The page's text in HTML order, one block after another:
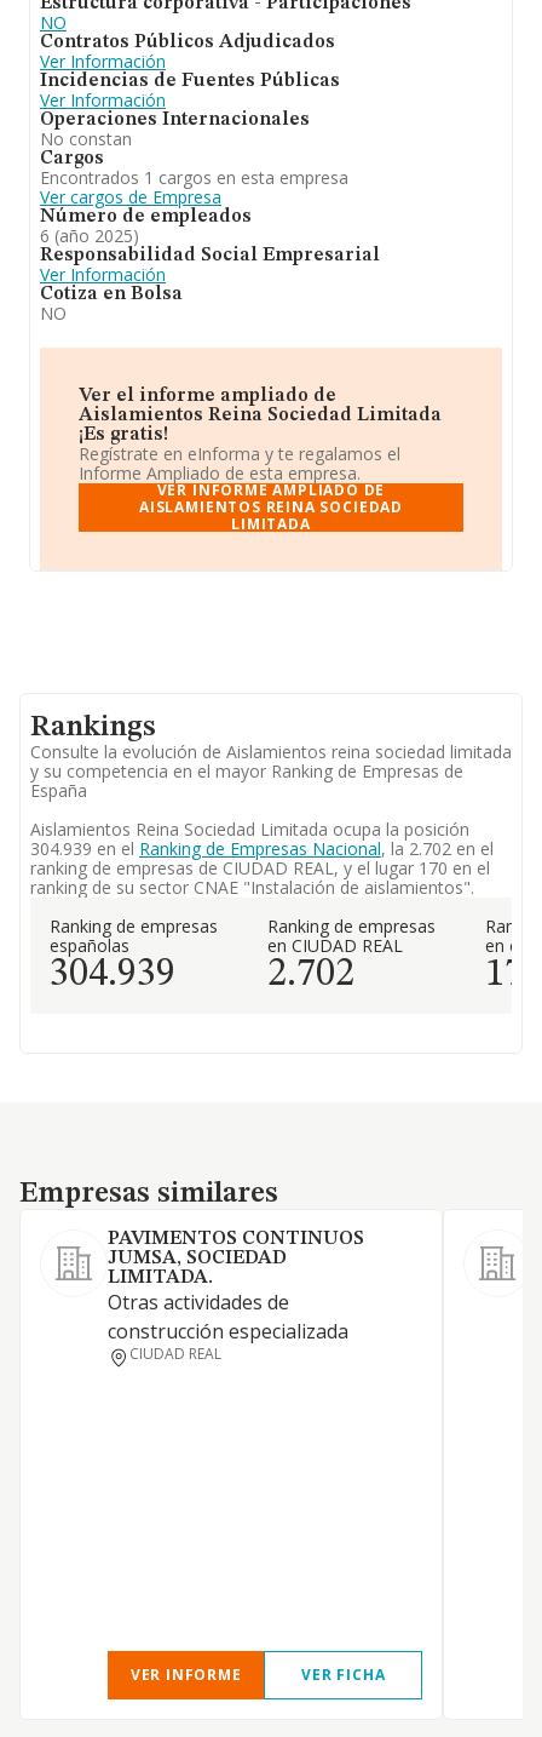
ha posicionado más abajo en el ranking nacional (de
todas las empresas presentes en el territorio) frente al
2023.
NO
Contratos Públicos Adjudicados
Ver Información
Incidencias de Fuentes Públicas
Ver Información
Operaciones Internacionales
No constan
Cargos
Encontrados 1 cargos en esta empresa
Ver cargos de Empresa
Número de empleados
6 (año 2025)
Responsabilidad Social Empresarial
Ver Información
Cotiza en Bolsa
NO
Ver el informe ampliado de
Aislamientos Reina Sociedad Limitada
¡Es gratis!
Regístrate en eInforma y te regalamos el
Informe Ampliado de esta empresa.
VER INFORME AMPLIADO DE
AISLAMIENTOS REINA SOCIEDAD
LIMITADA
Rankings
Consulte la evolución de Aislamientos reina sociedad limitada
y su competencia en el mayor Ranking de Empresas de
España
Aislamientos Reina Sociedad Limitada ocupa la posición
304.939 en el Ranking de Empresas Nacional, la 2.702 en el
ranking de empresas de CIUDAD REAL, y el lugar 170 en el
ranking de su sector CNAE "Instalación de aislamientos".
Ranking de empresas
españolas
304.939
Ranking de empresas
en CIUDAD REAL
2.702
en el
170
Empresas similares
Empresas similares
PAVIMENTOS CONTINUOS
JUMSA, SOCIEDAD
LIMITADA.
Otras actividades de
construcción especializada
CIUDAD REAL
VER INFORME VER FICHA